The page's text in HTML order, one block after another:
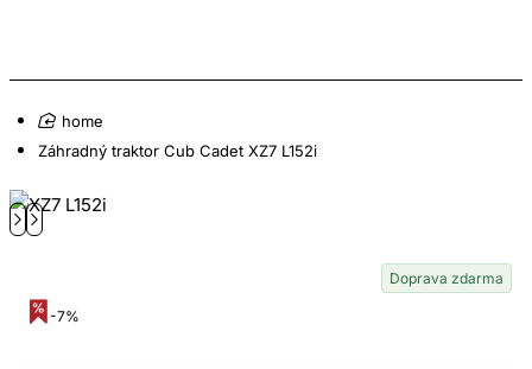
home
Záhradný traktor Cub Cadet XZ7 L152i
Doprava zdarma
-7%